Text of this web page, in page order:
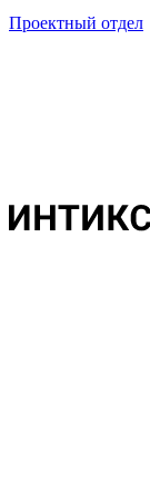
Проектный отдел